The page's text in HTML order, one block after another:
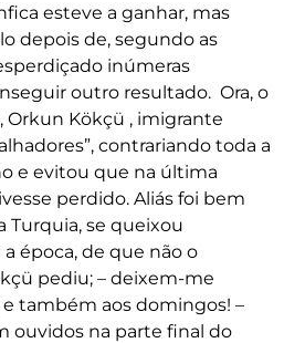
esteve a ganhar, mas
depois de, segundo as
inúmeras
outro resultado. Ora, o
Kökçü , imigrante
contrariando toda a
e evitou que na última
perdido. Aliás foi bem
Turquia, se queixou
época, de que não o
pediu; – deixem-me
e também aos domingos! –
ouvidos na parte final do